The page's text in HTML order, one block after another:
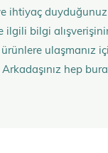
bilgi
ulaşmanız
hep